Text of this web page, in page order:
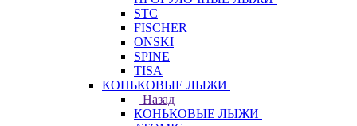
STC
FISCHER
ONSKI
SPINE
TISA
КОНЬКОВЫЕ ЛЫЖИ
Назад
КОНЬКОВЫЕ ЛЫЖИ